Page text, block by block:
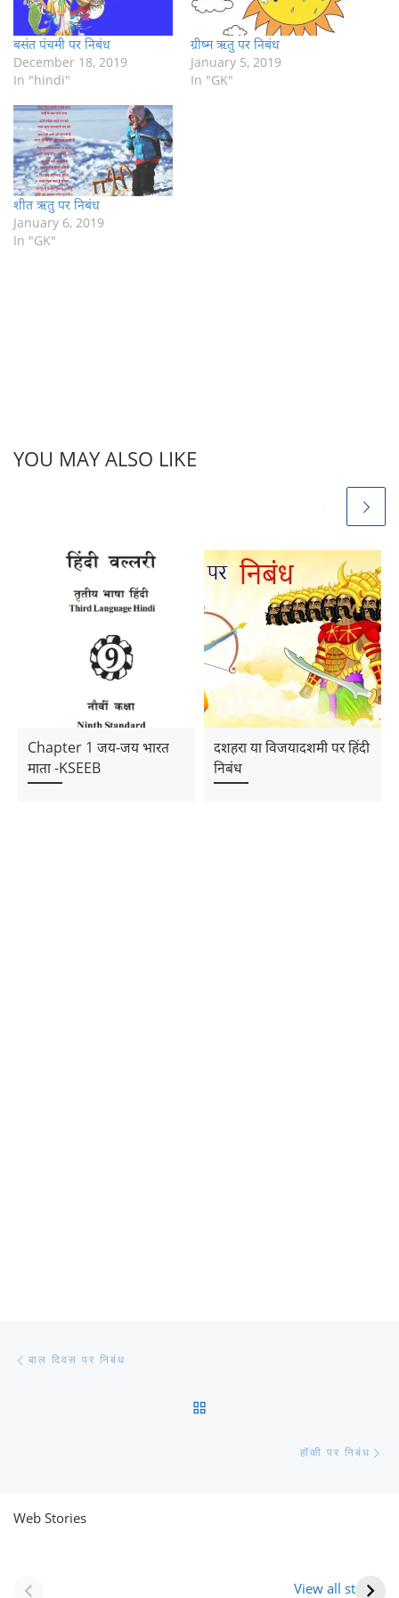
बसंत पंचमी पर निबंध
December 18, 2019
In "hindi"
ग्रीष्म ऋतु पर निबंध
January 5, 2019
In "GK"
शीत ऋतु पर निबंध
January 6, 2019
In "GK"
YOU MAY ALSO LIKE
Chapter 1 जय-जय भारत
माता -KSEEB
दशहरा या विजयादशमी पर हिंदी
निबंध
बाल दिवस पर निबंध
हॉकी पर निबंध
Web Stories
View all stories
(राजस्थान) |
आभूषण (women’s